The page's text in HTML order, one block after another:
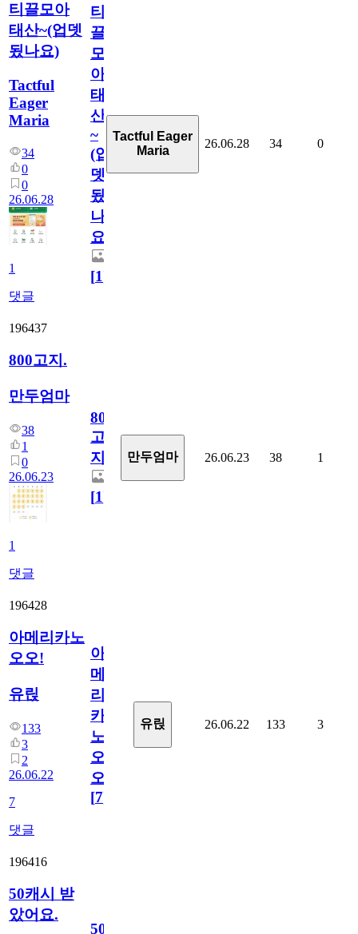
티끌모아
태산~(업뎃
됬나요)
Tactful
Eager
Maria
34
0
0
26.06.28
1
댓글
티
끌
모
아
태
산
~
(업
뎃
됬
나
요)
[1]
Tactful Eager
Maria
26.06.28 34 0
196437
800고지.
만두엄마
38
1
0
26.06.23
1
댓글
800
고
지.
[1]
만두엄마 26.06.23 38 1
196428
아메리카노
오오!
유릱
133
3
2
26.06.22
7
댓글
아
메
리
카
노
오
오!
[7]
유릱 26.06.22 133 3
196416
50캐시 받
았어요.
50